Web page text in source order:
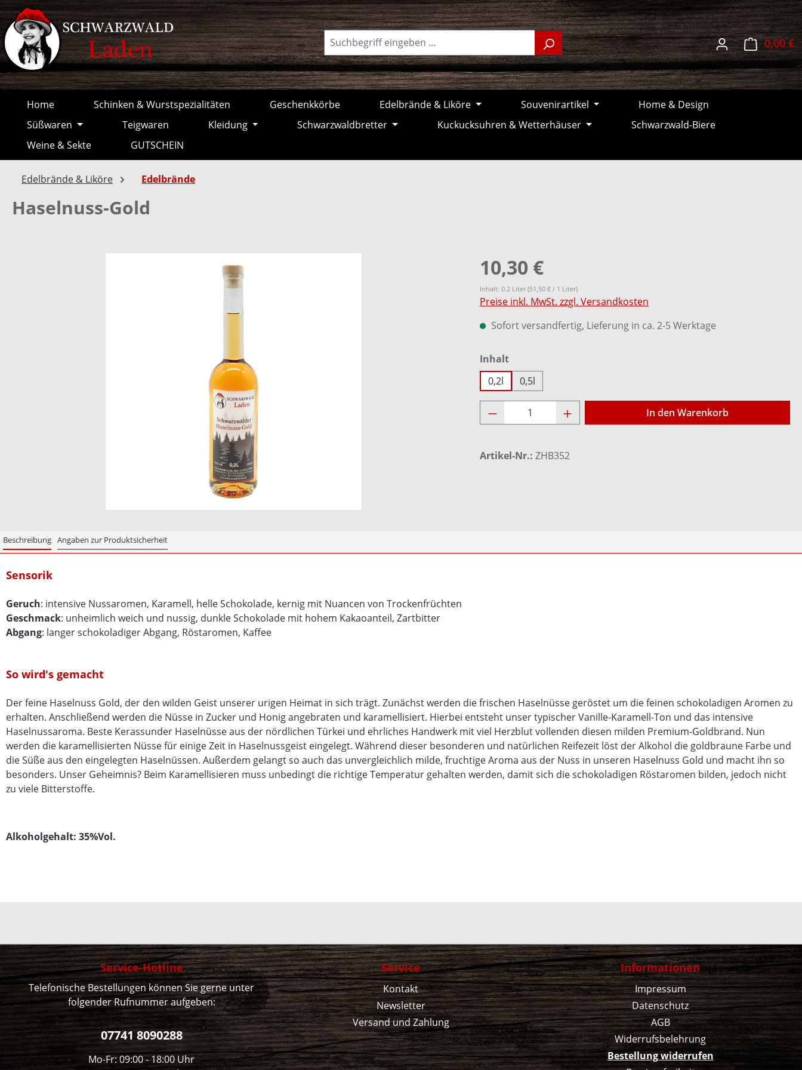
Zur Hauptnavigation springen
0,00 €
Home Schinken & Wurstspezialitäten Geschenkkörbe Edelbrände & Liköre Souvenirartikel
Home & Design
Süßwaren
Teigwaren Kleidung Schwarzwaldbretter Kuckucksuhren & Wetterhäuser
Schwarzwald-Biere
Weine & Sekte
GUTSCHEIN
Edelbrände & Liköre Edelbrände
Haselnuss-Gold
10,30 €
Inhalt: 0.2 Liter (51,50 € / 1 Liter)
Preise inkl. MwSt. zzgl. Versandkosten
Sofort versandfertig, Lieferung in ca. 2-5 Werktage
Inhaltauswählen
0,2l
0,5l
Produkt Anzahl: Gib den gewünschten Wert
In den Warenkorb
Artikel-Nr.: ZHB352
Beschreibung Angaben zur Produktsicherheit
Sensorik
Geruch: intensive Nussaromen, Karamell, helle Schokolade, kernig mit Nuancen von Trockenfrüchten
Geschmack: unheimlich weich und nussig, dunkle Schokolade mit hohem Kakaoanteil, Zartbitter
Abgang: langer schokoladiger Abgang, Röstaromen, Kaffee
So wird's gemacht
Der feine Haselnuss Gold, der den wilden Geist unserer urigen Heimat in sich trägt. Zunächst werden die frischen Haselnüsse geröstet um die feinen schokoladigen Aromen zu
erhalten. Anschließend werden die Nüsse in Zucker und Honig angebraten und karamellisiert. Hierbei entsteht unser typischer Vanille-Karamell-Ton und das intensive
Haselnussaroma. Beste Kerassunder Haselnüsse aus der nördlichen Türkei und ehrliches Handwerk mit viel Herzblut vollenden diesen milden Premium-Goldbrand. Nun
werden die karamellisierten Nüsse für einige Zeit in Haselnussgeist eingelegt. Während dieser besonderen und natürlichen Reifezeit löst der Alkohol die goldbraune Farbe und
die Süße aus den eingelegten Haselnüssen. Außerdem gelangt so auch das unvergleichlich milde, fruchtige Aroma aus der Nuss in unseren Haselnuss Gold und macht ihn so
besonders. Unser Geheimnis? Beim Karamellisieren muss unbedingt die richtige Temperatur gehalten werden, damit sich die schokoladigen Röstaromen bilden, jedoch nicht
zu viele Bitterstoffe.
Alkoholgehalt: 35%Vol.
Service-Hotline
Telefonische Bestellungen können Sie gerne unter
folgender Rufnummer aufgeben:
07741 8090288
Mo-Fr: 09:00 - 18:00 Uhr
Service
Kontakt
Newsletter
Versand und Zahlung
Informationen
Impressum
Datenschutz
AGB
Widerrufsbelehrung
Bestellung widerrufen